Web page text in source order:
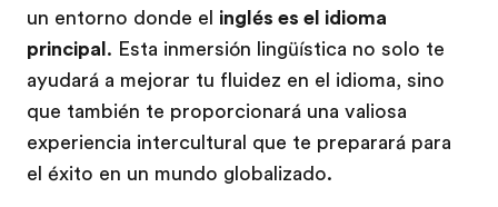
un entorno donde el inglés es el idioma
principal . Esta inmersión lingüística no solo te
ayudará a mejorar tu fluidez en el idioma, sino
que también te proporcionará una valiosa
experiencia intercultural que te preparará para
el éxito en un mundo globalizado.